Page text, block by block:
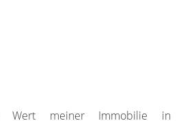
meiner Immobilie in